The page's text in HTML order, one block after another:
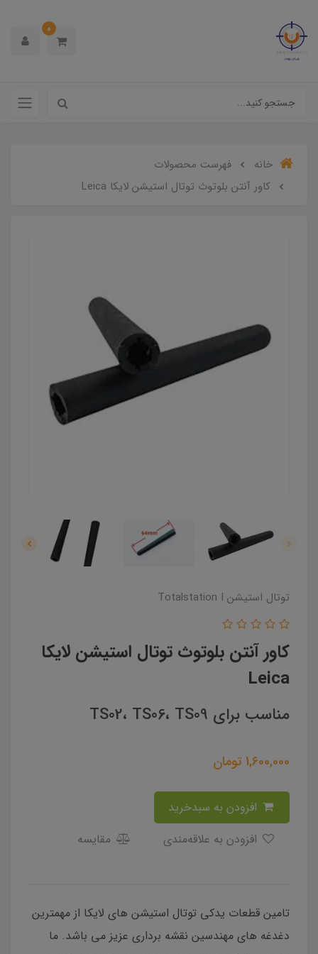
0
خانه
فهرست محصولات
کاور آنتن بلوتوث توتال استیشن لایکا Leica
توتال استیشن Totalstation I
کاور آنتن بلوتوث توتال استیشن لایکا
Leica
مناسب برای TS02، TS06، TS09
1,600,000 تومان
مقایسه
تامین قطعات یدکی توتال استیشن های لایکا از مهمترین
دغدغه های مهندسین نقشه برداری عزیز می باشد. ما